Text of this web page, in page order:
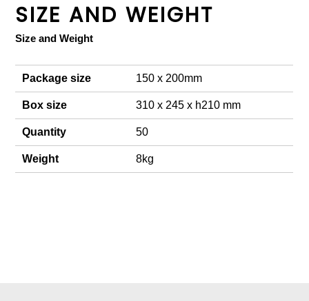
SIZE AND WEIGHT
Size and Weight
Package size 150 x 200mm
Box size 310 x 245 x h210 mm
Quantity 50
Weight 8kg